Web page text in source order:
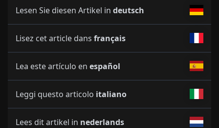
Lesen Sie diesen Artikel in deutsch
Lisez cet article dans français
Lea este artículo en español
Leggi questo articolo italiano
Lees dit artikel in nederlands